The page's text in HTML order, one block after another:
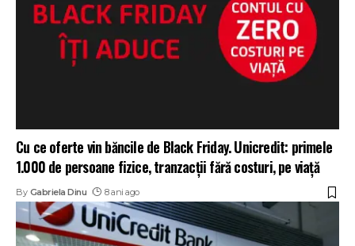
Cu ce oferte vin băncile de Black Friday. Unicredit: primele
1.000 de persoane fizice, tranzacții fără costuri, pe viață
By Gabriela Dinu 8 ani ago